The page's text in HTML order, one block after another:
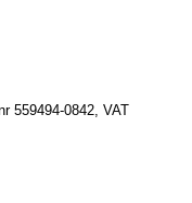
559494-0842, VAT